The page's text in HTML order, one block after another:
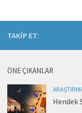
TAKIP ET:
ÖNE ÇIKANLAR
Hendek